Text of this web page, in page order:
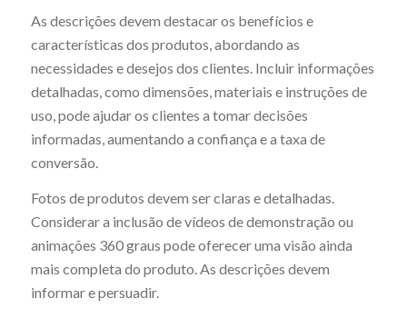
As descrições devem destacar os benefícios e
características dos produtos, abordando as
necessidades e desejos dos clientes. Incluir informações
detalhadas, como dimensões, materiais e instruções de
uso, pode ajudar os clientes a tomar decisões
informadas, aumentando a confiança e a taxa de
conversão.
Fotos de produtos devem ser claras e detalhadas.
Considerar a inclusão de vídeos de demonstração ou
animações 360 graus pode oferecer uma visão ainda
mais completa do produto. As descrições devem
informar e persuadir.